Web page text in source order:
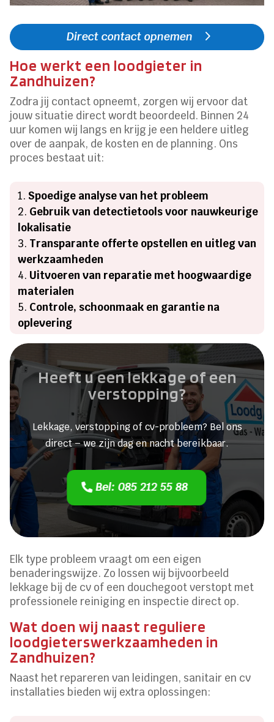
Direct contact opnemen
Hoe werkt een loodgieter in
Zandhuizen?
Zodra jij contact opneemt, zorgen wij ervoor dat
jouw situatie direct wordt beoordeeld. Binnen 24
uur komen wij langs en krijg je een heldere uitleg
over de aanpak, de kosten en de planning. Ons
proces bestaat uit:
Spoedige analyse van het probleem
Gebruik van detectietools voor nauwkeurige
lokalisatie
Transparante offerte opstellen en uitleg van
werkzaamheden
Uitvoeren van reparatie met hoogwaardige
materialen
Controle, schoonmaak en garantie na
oplevering
Heeft u een lekkage of een
verstopping?
Lekkage, verstopping of cv-probleem? Bel ons
direct – we zijn dag en nacht bereikbaar.
Bel: 085 212 55 88
Elk type probleem vraagt om een eigen
benaderingswijze. Zo lossen wij bijvoorbeeld
lekkage bij de cv of een douchegoot verstopt met
professionele reiniging en inspectie direct op.
Wat doen wij naast reguliere
loodgieterswerkzaamheden in
Zandhuizen?
Naast het repareren van leidingen, sanitair en cv
installaties bieden wij extra oplossingen: